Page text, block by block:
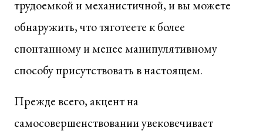
трудоемкой и механистичной, и вы можете
обнаружить, что тяготеете к более
спонтанному и менее манипулятивному
способу присутствовать в настоящем.
Прежде всего, акцент на
самосовершенствовании увековечивает